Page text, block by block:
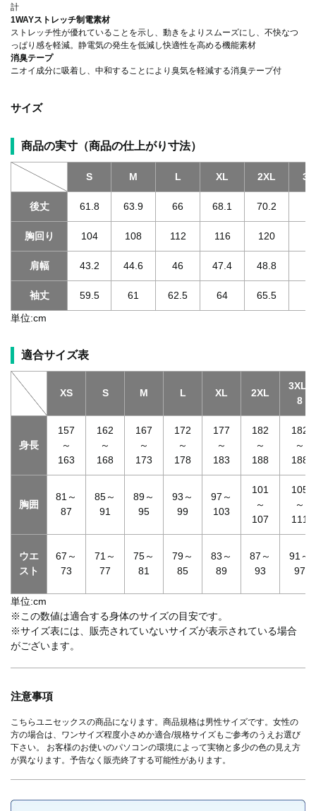
計
1WAYストレッチ制電素材
ストレッチ性が優れていることを示し、動きをよりスムーズにし、不快なつ
っぱり感を軽減。静電気の発生を低減し快適性を高める機能素材
消臭テープ
ニオイ成分に吸着し、中和することにより臭気を軽減する消臭テープ付
サイズ
商品の実寸（商品の仕上がり寸法）
S M L XL 2XL
後丈 61.8 63.9 66 68.1 70.2
胸回り 104 108 112 116 120
肩幅 43.2 44.6 46 47.4 48.8
袖丈 59.5 61 62.5 64 65.5
単位:cm
適合サイズ表
XS S M L XL 2XL
3XL-
8
身長
157
～
163
162
～
168
167
～
173
172
～
178
177
～
183
182
～
188
182
～
188
胸囲
81～
87
85～
91
89～
95
93～
99
97～
103
101
～
107
105
～
111
ウエ
スト
67～
73
71～
77
75～
81
79～
85
83～
89
87～
93
91～
97
単位:cm
※この数値は適合する身体のサイズの目安です。
※サイズ表には、販売されていないサイズが表示されている場合
がございます。
注意事項
こちらユニセックスの商品になります。商品規格は男性サイズです。女性の
方の場合は、ワンサイズ程度小さめか適合/規格サイズもご参考のうえお選び
下さい。 お客様のお使いのパソコンの環境によって実物と多少の色の見え方
が異なります。予告なく販売終了する可能性があります。